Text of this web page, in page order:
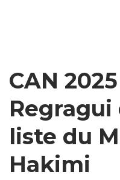
CAN
Regragui
liste du
Hakimi